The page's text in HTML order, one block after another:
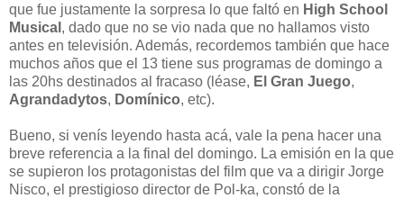
que fue justamente la sorpresa lo que faltó en High School
Musical , dado que no se vio nada que no hallamos visto
antes en televisión. Además, recordemos también que hace
muchos años que el 13 tiene sus programas de domingo a
las 20hs destinados al fracaso (léase, El Gran Juego,
Agrandadytos, Domínico, etc).
Bueno, si venís leyendo hasta acá, vale la pena hacer una
breve referencia a la final del domingo. La emisión en la que
se supieron los protagonistas del film que va a dirigir Jorge
Nisco, el prestigioso director de Pol-ka, constó de la